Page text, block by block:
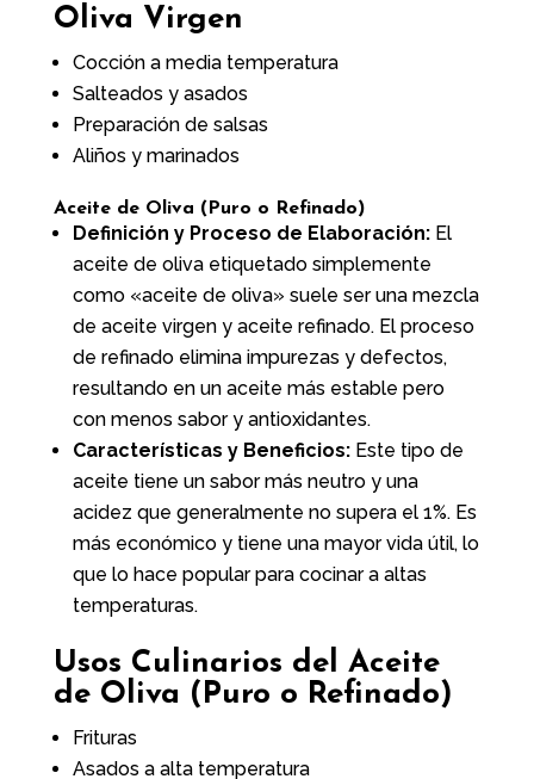
Oliva Virgen
Cocción a media temperatura
Salteados y asados
Preparación de salsas
Aliños y marinados
Aceite de Oliva (Puro o Refinado)
Definición y Proceso de Elaboración:El
aceite de oliva etiquetado simplemente
como «aceite de oliva» suele ser una mezcla
de aceite virgen y aceite refinado. El proceso
de refinado elimina impurezas y defectos,
resultando en un aceite más estable pero
con menos sabor y antioxidantes.
Características y Beneficios:Este tipo de
aceite tiene un sabor más neutro y una
acidez que generalmente no supera el 1%. Es
más económico y tiene una mayor vida útil, lo
que lo hace popular para cocinar a altas
temperaturas.
Usos Culinarios del Aceite
de Oliva (Puro o Refinado)
Frituras
Asados a alta temperatura